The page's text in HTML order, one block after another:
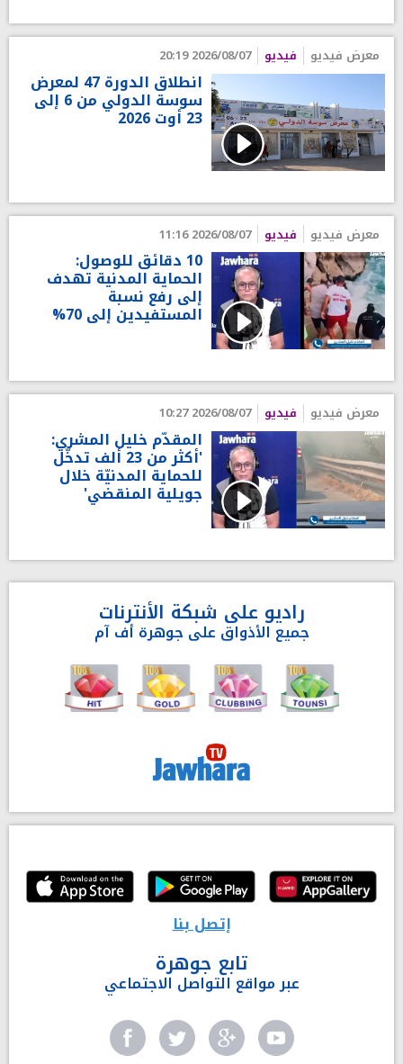
معرض فيديو فيديو 2026/08/07 20:19
انطلاق الدورة 47 لمعرض
سوسة الدولي من 6 إلى
23 أوت 2026
معرض فيديو فيديو 2026/08/07 11:16
10 دقائق للوصول:
الحماية المدنية تهدف
إلى رفع نسبة
المستفيدين إلى 70%
معرض فيديو فيديو 2026/08/07 10:27
المقدّم خليل المشري:
'أكثر من 23 ألف تدخّل
للحماية المدنيّة خلال
جويلية المنقضي'
راديو على شبكة الأنترنات
جميع الأذواق على جوهرة أف آم
إتصل بنا
تابع جوهرة
عبر مواقع التواصل الاجتماعي